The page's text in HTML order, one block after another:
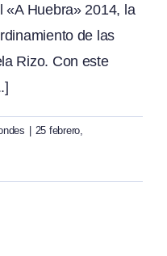
«A Huebra» 2014, la
de las
Rizo. Con este
25 febrero,